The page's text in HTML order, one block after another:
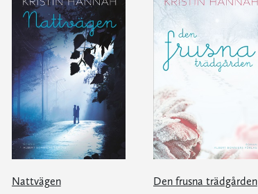
Nattvägen Den frusna trädgården